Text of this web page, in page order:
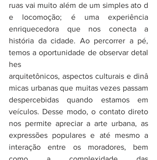
ruas vai muito além de um simples ato d
e locomoção; é uma experiência
enriquecedora que nos conecta a
história da cidade. Ao percorrer a pé,
temos a oportunidade de observar detal
hes
arquitetônicos, aspectos culturais e dinâ
micas urbanas que muitas vezes passam
despercebidas quando estamos em
veículos. Desse modo, o contato direto
nos permite apreciar a arte urbana, as
expressões populares e até mesmo a
interação entre os moradores, bem